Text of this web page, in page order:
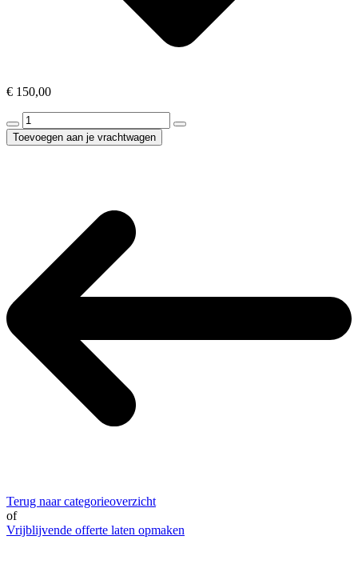
€ 150,00
persoons
bed
Toevoegen aan je vrachtwagen
Terug naar categorieoverzicht
of
Vrijblijvende offerte laten opmaken